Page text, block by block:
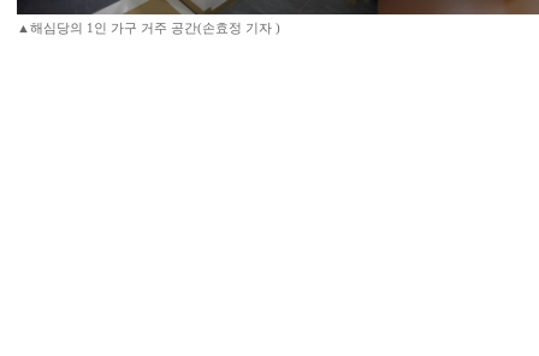
▲해심당의 1인 가구 거주 공간(손효정 기자 )